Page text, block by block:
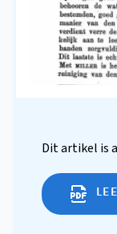
Dit artikel is